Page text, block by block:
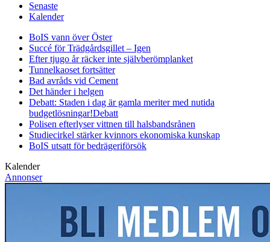
Senaste
Kalender
BoIS vann över Öster
Succé för Trädgårdsgillet – Igen
Efter tjugo år räcker inte självberömplanket
Tunnelkaoset fortsätter
Bad avråds vid Cement
Det händer i helgen
Debatt: Staden i dag är gamla meriter med nutida
budgetlösningar!Debatt
Polisen efterlyser vittnen till halsbandsrånen
Studiecirkel stärker kvinnors ekonomiska kunskap
BoIS utsatt för bedrägeriförsök
Kalender
Annonser